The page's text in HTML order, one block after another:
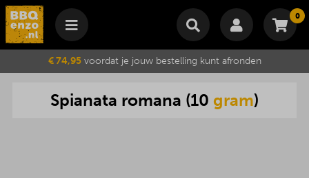
0
Winkelmand
Je winkelwagen is momenteel leeg.
Subtotaal €
Wijzig winkelmand Bestellen
€ 74,95voordat je jouw bestelling kunt afronden
Spianata romana (10 gram)